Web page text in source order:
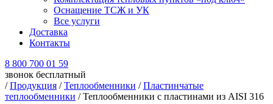
Оснащение ТСЖ и УК
Все услуги
Доставка
Контакты
8 800 700 01 59
звонок бесплатный
/Продукция /Теплообменники /Пластинчатые
теплообменники / Теплообменники с пластинами из AISI 316